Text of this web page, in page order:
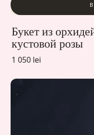
Букет из
кустовой розы
1 050 lei